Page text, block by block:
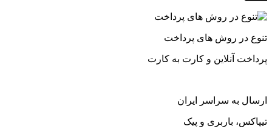
تنوع در روش های پرداخت
پرداخت آنلاین و کارت به کارت
ارسال به سراسر ایران
تیپاکس، باربری و پیک